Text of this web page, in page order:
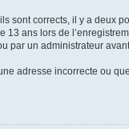
sont corrects, il y a deux
13 ans lors de
un administrateur
adresse incorrecte ou